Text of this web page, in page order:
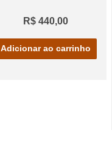
R$ 440,00
Adicionar ao carrinho